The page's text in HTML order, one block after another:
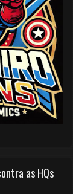
as HQs